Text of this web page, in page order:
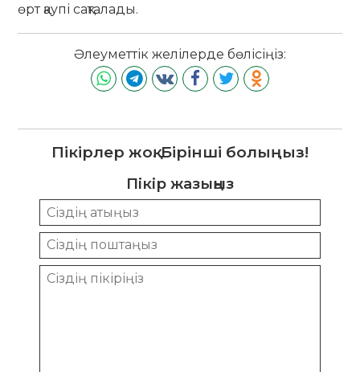
өрт қаупі сақталады.
Әлеуметтік желілерде бөлісіңіз:
Пікірлер жоқ. Бірінші болыңыз!
Пікір жазыңыз